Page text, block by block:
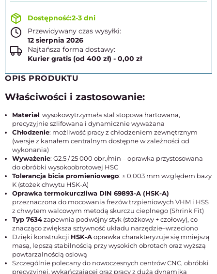
2-3 dni
Przewidywany czas wysyłki:
12 sierpnia 2026
Najtańsza forma dostawy:
Kurier gratis (od 400 zł) - 0,00 zł
OPIS PRODUKTU
Właściwości i zastosowanie:
Materiał: wysokowytrzymała stal stopowa hartowana,
precyzyjnie szlifowana i dynamicznie wyważana
Chłodzenie: możliwość pracy z chłodzeniem zewnętrznym
(wersje z kanałem centralnym dostępne w zależności od
wykonania)
Wyważenie: G2.5 / 25 000 obr./min – oprawka przystosowana
do obróbki wysokoobrotowej HSC
Tolerancja bicia promieniowego: ≤ 0,003 mm względem bazy
K (stożek chwytu HSK-A)
Oprawka termokurczliwa DIN 69893-A (HSK-A)
przeznaczona do mocowania frezów trzpieniowych VHM i HSS
z chwytem walcowym metodą skurczu cieplnego (Shrink Fit)
Typ 7634zapewnia podwójny styk (stożkowy + czołowy), co
znacząco zwiększa sztywność układu narzędzie–wrzeciono
Dzięki konstrukcji HSK-Aoprawka charakteryzuje się mniejszą
masą, lepszą stabilnością przy wysokich obrotach oraz wyższą
powtarzalnością osiową
Szczególnie polecany do nowoczesnych centrów CNC, obróbki
precyzyjnej, wykańczającej oraz pracy z dużą dynamiką